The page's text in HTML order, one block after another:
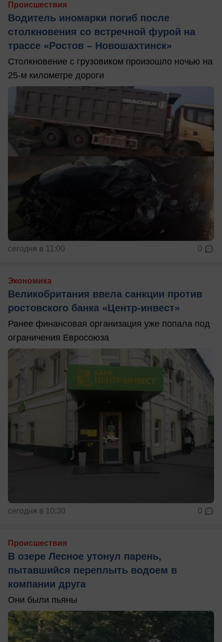
Происшествия
Водитель иномарки погиб после
столкновения со встречной фурой на
трассе «Ростов – Новошахтинск»
Столкновение с грузовиком произошло ночью на
25-м километре дороги
сегодня в 11:00 0
Экономика
Великобритания ввела санкции против
ростовского банка «Центр-инвест»
Ранее финансовая организация уже попала под
ограничения Евросоюза
сегодня в 10:30 0
Происшествия
В озере Лесное утонул парень,
пытавшийся переплыть водоем в
компании друга
Они были пьяны